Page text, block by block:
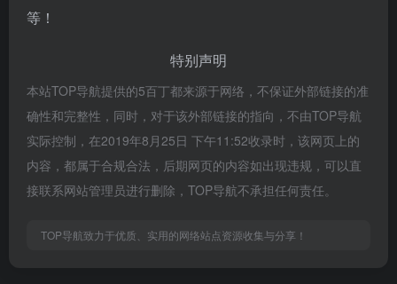
等！
特别声明
本站TOP导航提供的5百丁都来源于网络，不保证外部链接的准
确性和完整性，同时，对于该外部链接的指向，不由TOP导航
实际控制，在2019年8月25日 下午11:52收录时，该网页上的
内容，都属于合规合法，后期网页的内容如出现违规，可以直
接联系网站管理员进行删除，TOP导航不承担任何责任。
TOP导航致力于优质、实用的网络站点资源收集与分享！